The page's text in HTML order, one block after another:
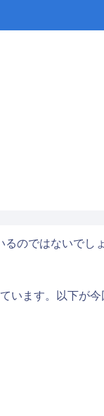
のではないでしょ
います。以下が